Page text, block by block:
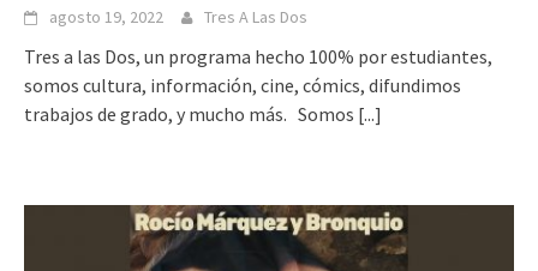
agosto 19, 2022 Tres A Las Dos
Tres a las Dos, un programa hecho 100% por estudiantes,
somos cultura, información, cine, cómics, difundimos
trabajos de grado, y mucho más. Somos [...]